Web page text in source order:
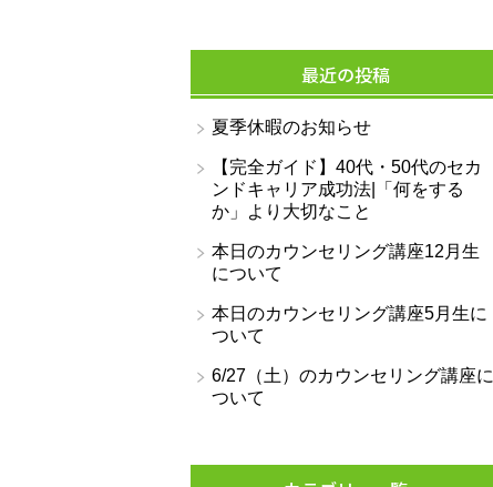
最近の投稿
夏季休暇のお知らせ
【完全ガイド】40代・50代のセカ
ンドキャリア成功法|「何をする
か」より大切なこと
本日のカウンセリング講座12月生
について
本日のカウンセリング講座5月生に
ついて
6/27（土）のカウンセリング講座に
ついて